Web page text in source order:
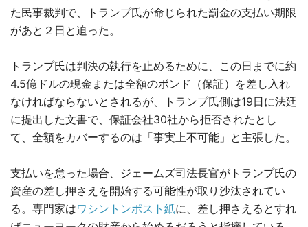
た民事裁判で、トランプ氏が命じられた罰金の支払い期限
があと２日と迫った。
トランプ氏は判決の執行を止めるために、この日までに約
4.5億ドルの現金または全額のボンド（保証）を差し入れ
なければならないとされるが、トランプ氏側は19日に法廷
に提出した文書で、保証会社30社から拒否されたとし
て、全額をカバーするのは「事実上不可能」と主張した。
支払いを怠った場合、ジェームズ司法長官がトランプ氏の
資産の差し押さえを開始する可能性が取り沙汰されてい
る。専門家はワシントンポスト紙に、差し押さえるとすれ